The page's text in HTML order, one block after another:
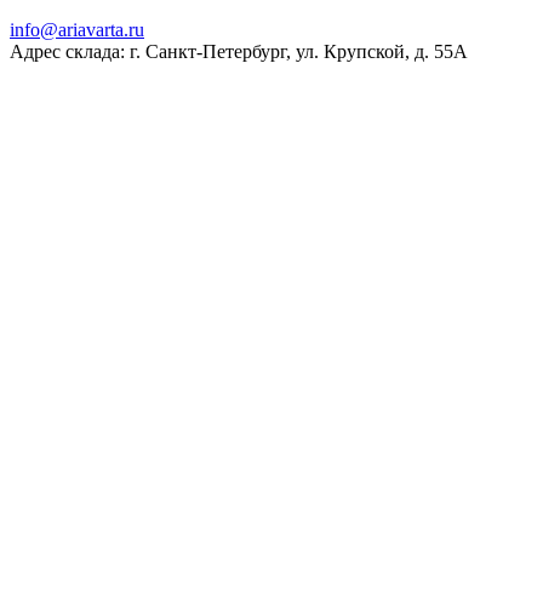
ur.atravaira@ofni
Адрес склада: г. Санкт-Петербург, ул. Крупской, д. 55А